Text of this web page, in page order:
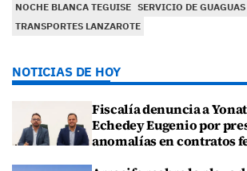
NOCHE BLANCA TEGUISE SERVICIO DE GUAGUAS
TRANSPORTES LANZAROTE
NOTICIAS DE HOY
Fiscalía denuncia a
Echedey Eugenio por
anomalías en contratos